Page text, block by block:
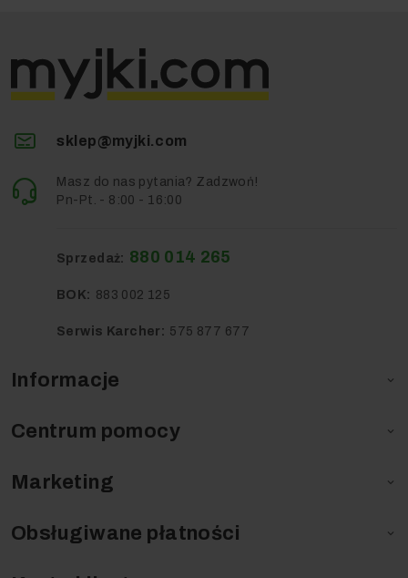
Informacje 
Centrum pomocy 
Marketing 
Obsługiwane płatności 
sklep@myjki.com
Masz do nas pytania? Zadzwoń!
Pn-Pt. - 8:00 - 16:00
Sprzedaż: 880 014 265
BOK: 883 002 125
Serwis Karcher: 575 877 677